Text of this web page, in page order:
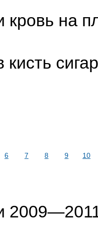
кровь на
6 7 8 9
10